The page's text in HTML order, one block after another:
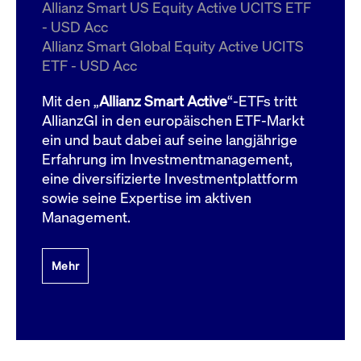
Allianz Smart US Equity Active UCITS ETF
- USD Acc
Allianz Smart Global Equity Active UCITS
ETF - USD Acc
Mit den „Allianz Smart Active“-ETFs tritt
AllianzGI in den europäischen ETF-Markt
ein und baut dabei auf seine langjährige
Erfahrung im Investmentmanagement,
eine diversifizierte Investmentplattform
sowie seine Expertise im aktiven
Management.
Mehr
ApplicationGatewayAffinityCORS
boerse.com
Domain
bis